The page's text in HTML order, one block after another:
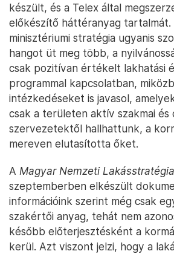
készült, és a Telex által
előkészítő háttéranyag tartalmát.
minisztériumi stratégia ugyanis
hangot üt meg több, a
csak pozitívan értékelt lakhatási
programmal kapcsolatban,
intézkedéseket is javasol,
csak a területen aktív szakmai és
szervezetektől hallhattunk, a
mereven elutasította őket.
A Magyar Nemzeti
szeptemberben elkészült
információink szerint még csak
szakértői anyag, tehát nem
később előterjesztésként a
kerül. Azt viszont jelzi, hogy a